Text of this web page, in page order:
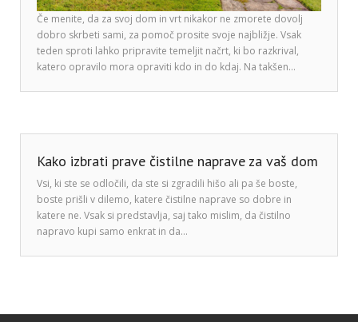
Če menite, da za svoj dom in vrt nikakor ne zmorete dovolj
dobro skrbeti sami, za pomoč prosite svoje najbližje. Vsak
teden sproti lahko pripravite temeljit načrt, ki bo razkrival,
katero opravilo mora opraviti kdo in do kdaj. Na takšen…
Kako izbrati prave čistilne naprave za vaš dom
Vsi, ki ste se odločili, da ste si zgradili hišo ali pa še boste,
boste prišli v dilemo, katere čistilne naprave so dobre in
katere ne. Vsak si predstavlja, saj tako mislim, da čistilno
napravo kupi samo enkrat in da…